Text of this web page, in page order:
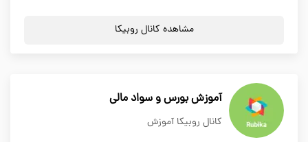
مشاهده کانال روبیکا
آموزش بورس و سواد مالی
کانال روبیکا آموزش